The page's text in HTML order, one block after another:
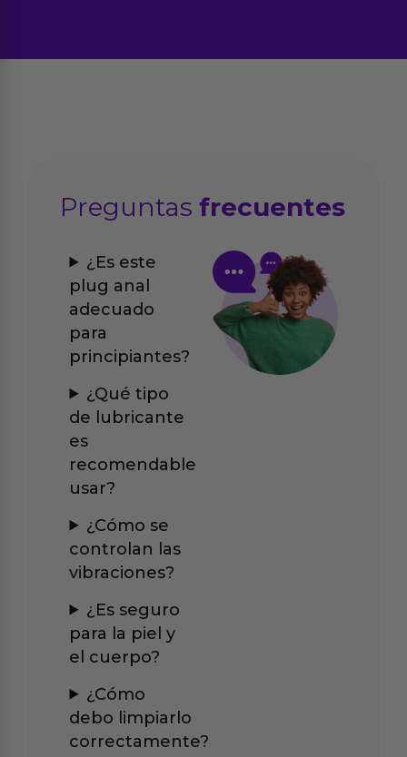
Preguntasfrecuentes
¿Es este
plug anal
adecuado
para
principiantes?
¿Qué tipo
de lubricante
es
recomendable
usar?
¿Cómo se
controlan las
vibraciones?
¿Es seguro
para la piel y
el cuerpo?
¿Cómo
debo limpiarlo
correctamente?